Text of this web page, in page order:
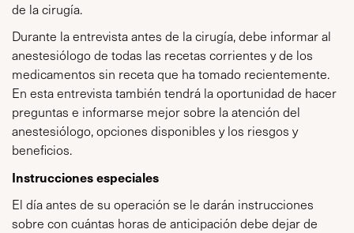
de la cirugía.
Durante la entrevista antes de la cirugía, debe informar al
anestesiólogo de todas las recetas corrientes y de los
medicamentos sin receta que ha tomado recientemente.
En esta entrevista también tendrá la oportunidad de hacer
preguntas e informarse mejor sobre la atención del
anestesiólogo, opciones disponibles y los riesgos y
beneficios.
Instrucciones especiales
El día antes de su operación se le darán instrucciones
sobre con cuántas horas de anticipación debe dejar de